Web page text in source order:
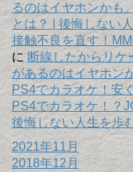
るのはイヤホンかも
とは？ | 後悔しない
接触不良を直す！
に 断線したからリ
があるのはイヤホン
PS4でカラオケ！安
PS4でカラオケ！？
後悔しない人生を歩
2021年11月
2018年12月